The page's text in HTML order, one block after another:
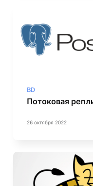
BD
Потоковая
26 октября 2022